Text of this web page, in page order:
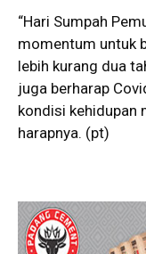
“Hari Sumpah
momentum untuk
lebih kurang dua
juga berharap
kondisi kehidupan
harapnya. (pt)